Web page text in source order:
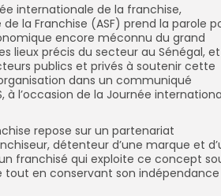
internationale de la franchise,
de la Franchise (ASF) prend la parole
encore méconnu du grand
lieux précis du secteur au Sénégal, et
publics et privés à soutenir cette
dans un communiqué
à l’occasion de la Journée
repose sur un partenariat
détenteur d’une marque et
franchisé qui exploite ce concept
en conservant son indépendance